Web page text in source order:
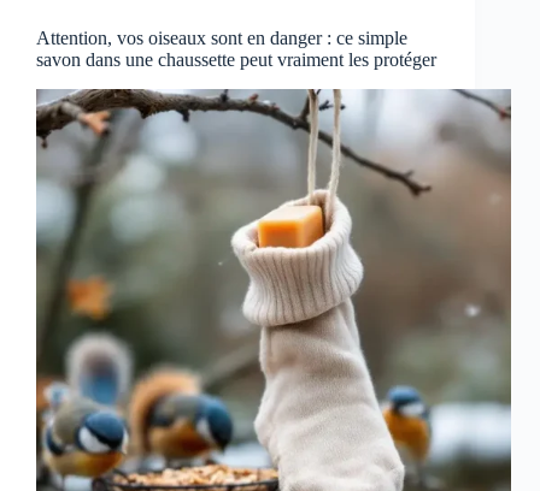
Attention, vos oiseaux sont en danger : ce simple
savon dans une chaussette peut vraiment les protéger